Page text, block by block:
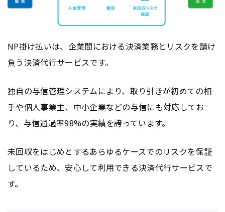
NP掛け払いは、企業間における決済業務とリスクを請け
負う決済代行サービスです。
独自の与信管理システムにより、取り引きが初めての相
手や個人事業主、中小企業などの与信にも対応してお
り、与信通過率98%の実績を誇っています。
未回収をはじめとするあらゆるケースでのリスクを保証
しているため、安心して利用できる決済代行サービスで
す。